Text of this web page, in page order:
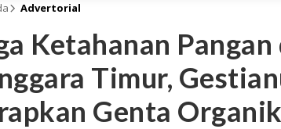
Advertorial
Ketahanan
Timur,
Genta Organik